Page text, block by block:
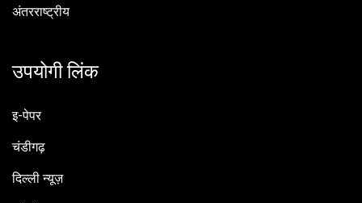
अंतरराष्ट्रीय
उपयोगी लिंक
इ-पेपर
चंडीगढ़
दिल्ली न्यूज़